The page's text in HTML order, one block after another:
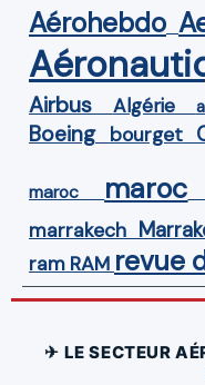
Aérohebdo
Airbus Algérie
Boeing bourget
maroc maroc
marrakech
ram RAM revue
✈ LE SECTEUR